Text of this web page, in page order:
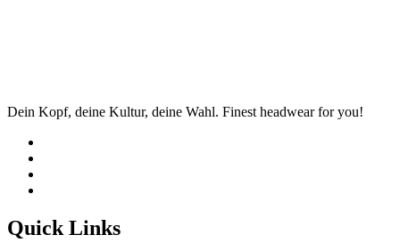
Dein Kopf, deine Kultur, deine Wahl. Finest headwear for you!
Quick Links